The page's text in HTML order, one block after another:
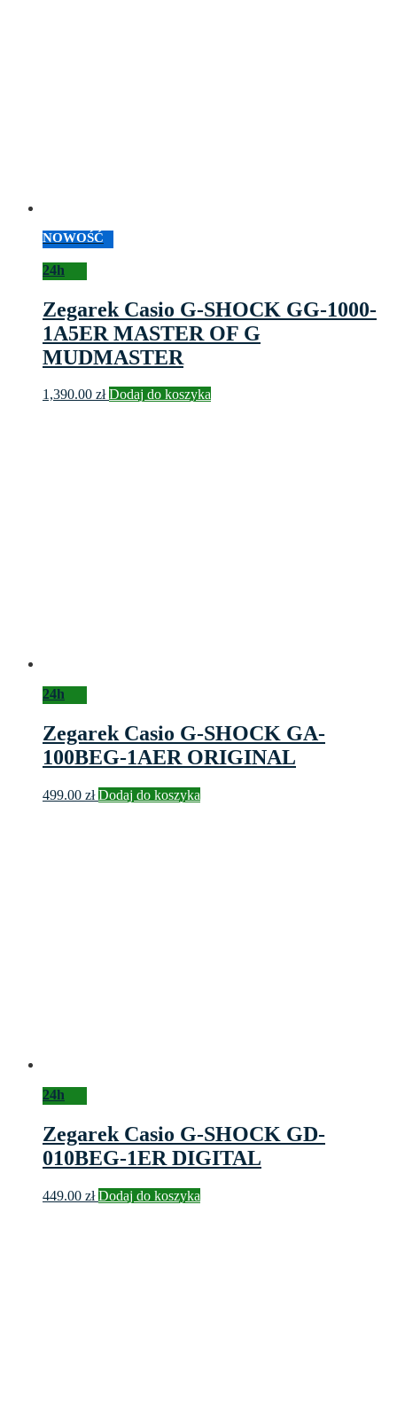
NOWOŚĆ
24h
Zegarek Casio G-SHOCK GG-1000-
1A5ER MASTER OF G
MUDMASTER
1,390.00 zł Dodaj do koszyka
24h
Zegarek Casio G-SHOCK GA-
100BEG-1AER ORIGINAL
499.00 zł Dodaj do koszyka
24h
Zegarek Casio G-SHOCK GD-
010BEG-1ER DIGITAL
449.00 zł Dodaj do koszyka